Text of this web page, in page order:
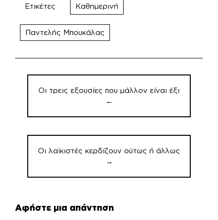
Ετικέτες Καθημερινή
Παντελής Μπουκάλας
Πλοήγηση
άρθρων
Οι τρεις εξουσίες που μάλλον είναι έξι
←
Οι λαϊκιστές κερδίζουν ούτως ή άλλως
→
Αφήστε μια απάντηση